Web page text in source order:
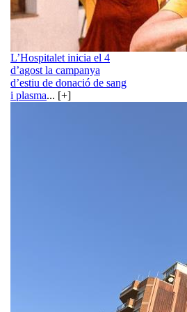
L’Hospitalet inicia el 4
d’agost la campanya
d’estiu de donació de sang
i plasma... [+]